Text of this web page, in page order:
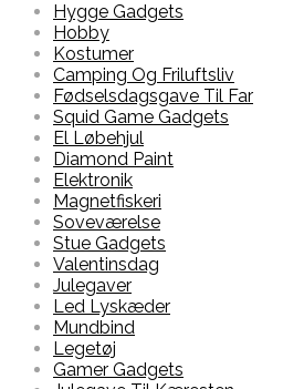
Hygge Gadgets
Hobby
Kostumer
Camping Og Friluftsliv
Fødselsdagsgave Til Far
Squid Game Gadgets
El Løbehjul
Diamond Paint
Elektronik
Magnetfiskeri
Soveværelse
Stue Gadgets
Valentinsdag
Julegaver
Led Lyskæder
Mundbind
Legetøj
Gamer Gadgets